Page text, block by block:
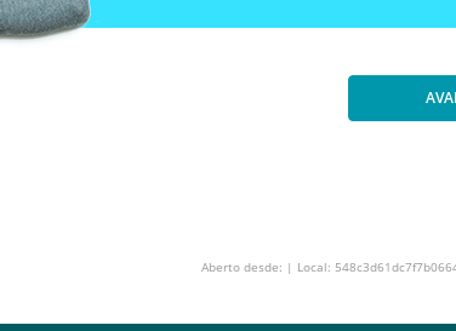
Aberto desde: | Local: